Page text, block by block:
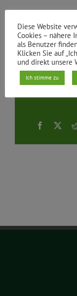
1
VonJenny Laube |
Facebook
X
Diese Website
Cookies – nähere
als Benutzer
Klicken Sie auf
und direkt unsere
Ich stimme zu